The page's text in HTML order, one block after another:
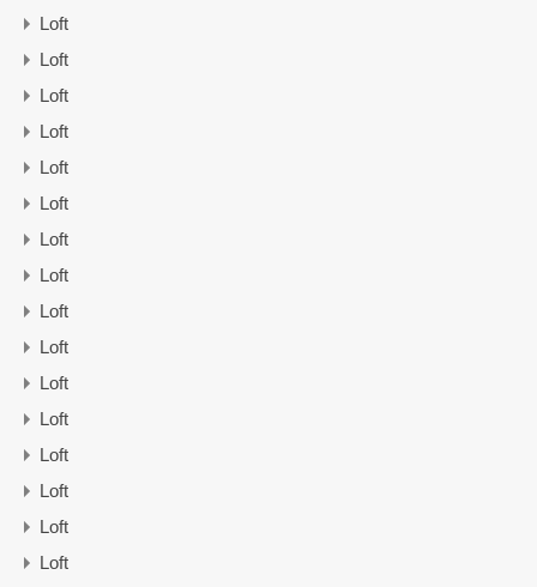
Loft
Loft
Loft
Loft
Loft
Loft
Loft
Loft
Loft
Loft
Loft
Loft
Loft
Loft
Loft
Loft